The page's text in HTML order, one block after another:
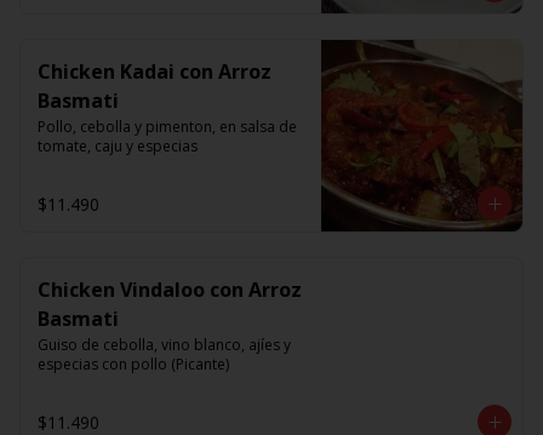
Chicken Kadai con Arroz
Basmati
Pollo, cebolla y pimenton, en salsa de
tomate, caju y especias
$11.490
Chicken Vindaloo con Arroz
Basmati
Guiso de cebolla, vino blanco, ajíes y
especias con pollo (Picante)
$11.490